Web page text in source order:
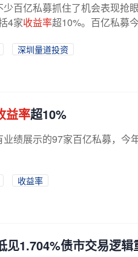
百亿私募抓住了机会表现抢
4家收益率超10%。百亿私募
深圳量道投资
益率超10%
绩展示的97家百亿私募，今
收益率
见1.704%债市交易逻辑